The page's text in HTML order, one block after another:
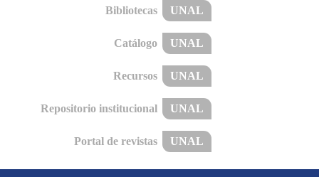
Bibliotecas UNAL
Catálogo UNAL
Recursos UNAL
Repositorio institucional UNAL
Portal de revistas UNAL